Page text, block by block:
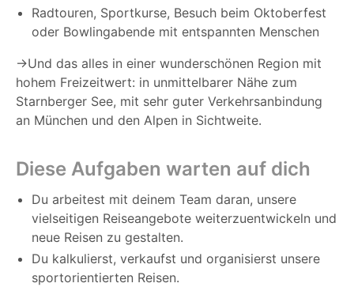
Radtouren, Sportkurse, Besuch beim Oktoberfest
oder Bowlingabende mit entspannten Menschen
->Und das alles in einer wunderschönen Region mit
hohem Freizeitwert: in unmittelbarer Nähe zum
Starnberger See, mit sehr guter Verkehrsanbindung
an München und den Alpen in Sichtweite.
Diese Aufgaben warten auf dich
Du arbeitest mit deinem Team daran, unsere
vielseitigen Reiseangebote weiterzuentwickeln und
neue Reisen zu gestalten.
Du kalkulierst, verkaufst und organisierst unsere
sportorientierten Reisen.